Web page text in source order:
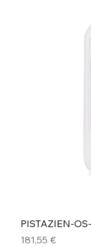
PISTAZIEN-
Preis
181,55 €